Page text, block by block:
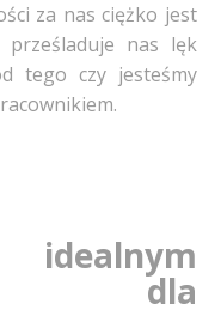
za nas ciężko jest
nas lęk
tego czy jesteśmy
dla